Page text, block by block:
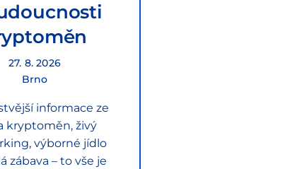
27. 8. 2026
Brno
informace ze
kryptoměn, živý
výborné jídlo
zábava – to vše je